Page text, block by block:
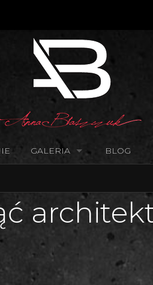
GALERIA BLOG